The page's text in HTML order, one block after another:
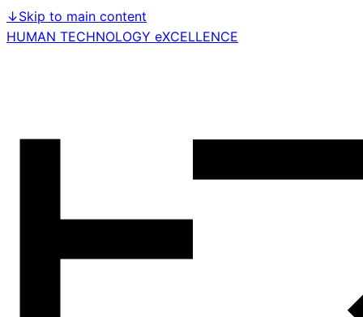
↓Skip to main content
HUMAN TECHNOLOGY eXCELLENCE